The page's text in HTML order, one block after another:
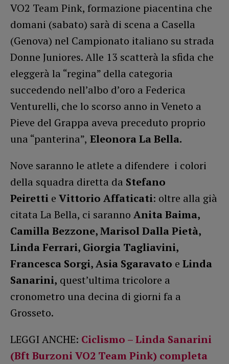
VO2 Team Pink, formazione piacentina che
domani (sabato) sarà di scena a Casella
(Genova) nel Campionato italiano su strada
Donne Juniores. Alle 13 scatterà la sfida che
eleggerà la “regina” della categoria
succedendo nell’albo d’oro a Federica
Venturelli, che lo scorso anno in Veneto a
Pieve del Grappa aveva preceduto proprio
una “panterina”, Eleonora La Bella.
Nove saranno le atlete a difendere i colori
della squadra diretta da Stefano
Peiretti e Vittorio Affaticati: oltre alla già
citata La Bella, ci saranno Anita Baima,
Camilla Bezzone, Marisol Dalla Pietà,
Linda Ferrari, Giorgia Tagliavini,
Francesca Sorgi, Asia Sgaravato e Linda
Sanarini, quest’ultima tricolore a
cronometro una decina di giorni fa a
Grosseto.
LEGGI ANCHE: Ciclismo – Linda Sanarini
(Bft Burzoni VO2 Team Pink) completa